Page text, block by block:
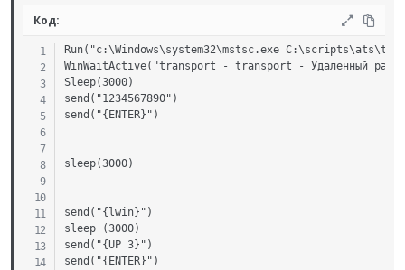
Код:
Run("c:\Windows\system32\mstsc.exe
WinWaitActive("transport - transport - Удаленный
Sleep(3000)
send("1234567890")
send("{ENTER}")
sleep(3000)
send("{lwin}")
sleep (3000)
send("{UP 3}")
send("{ENTER}")